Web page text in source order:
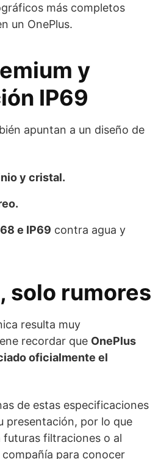
más completos
un OnePlus.
y
IP69
apuntan a un diseño de
y cristal.
e IP69 contra agua y
solo rumores
resulta muy
recordar que OnePlus
oficialmente el
de estas especificaciones
presentación, por lo que
futuras filtraciones o al
para conocer